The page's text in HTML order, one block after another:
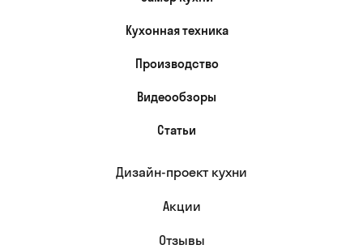
Кухонная техника
Производство
Видеообзоры
Статьи
Дизайн-проект кухни
Акции
Отзывы